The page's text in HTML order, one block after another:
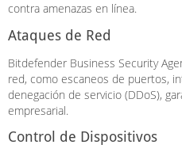
contra amenazas en línea.
Ataques de Red
Bitdefender Business Security
red, como escaneos de puertos,
denegación de servicio (DDoS),
empresarial.
Control de Dispositivos